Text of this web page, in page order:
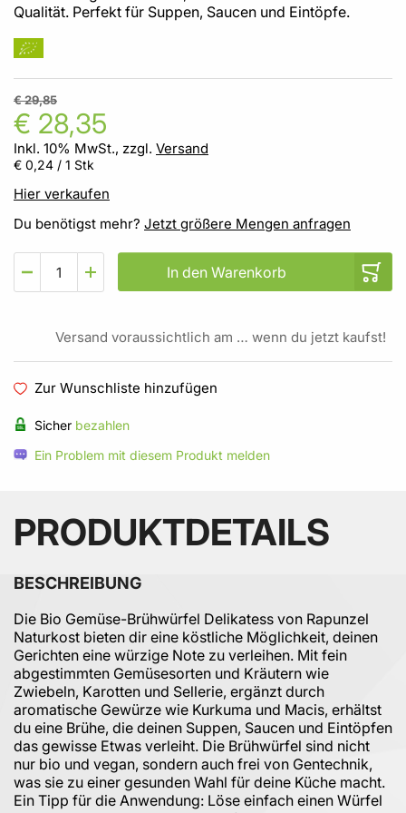
Qualität. Perfekt für Suppen, Saucen und Eintöpfe.
€ 28,35
€ 29,85
Inkl. 10% MwSt., zzgl. Versand
€ 0,24 / 1 Stk
Hier verkaufen
Du benötigst mehr? Jetzt größere Mengen anfragen
In den Warenkorb
Versand voraussichtlich am … wenn du jetzt kaufst!
Zur Wunschliste hinzufügen
Sicher bezahlen
Ein Problem mit diesem Produkt melden
PRODUKTDETAILS
BESCHREIBUNG
Die Bio Gemüse-Brühwürfel Delikatess von Rapunzel
Naturkost bieten dir eine köstliche Möglichkeit, deinen
Gerichten eine würzige Note zu verleihen. Mit fein
abgestimmten Gemüsesorten und Kräutern wie
Zwiebeln, Karotten und Sellerie, ergänzt durch
aromatische Gewürze wie Kurkuma und Macis, erhältst
du eine Brühe, die deinen Suppen, Saucen und Eintöpfen
das gewisse Etwas verleiht. Die Brühwürfel sind nicht
nur bio und vegan, sondern auch frei von Gentechnik,
was sie zu einer gesunden Wahl für deine Küche macht.
Ein Tipp für die Anwendung: Löse einfach einen Würfel